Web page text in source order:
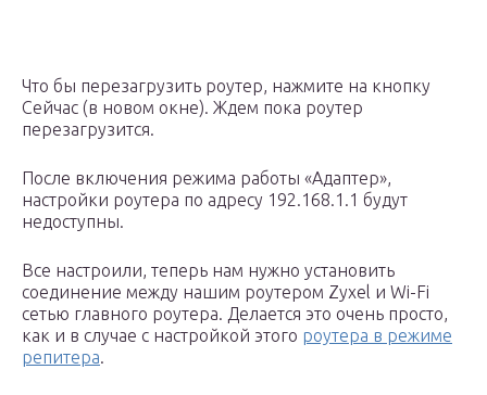
Что бы перезагрузить роутер, нажмите на кнопку
Сейчас (в новом окне). Ждем пока роутер
перезагрузится.
После включения режима работы «Адаптер»,
настройки роутера по адресу 192.168.1.1 будут
недоступны.
Все настроили, теперь нам нужно установить
соединение между нашим роутером Zyxel и Wi-Fi
сетью главного роутера. Делается это очень просто,
как и в случае с настройкой этого роутера в режиме
репитера.